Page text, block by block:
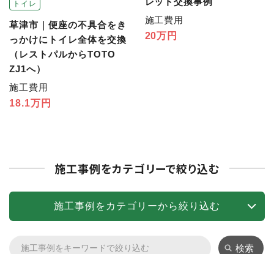
トイレ
草津市｜便座の不具合をき
っかけにトイレ全体を交換
（レストパルからTOTO
ZJ1へ）
施工費用
18.1万円
施工費用
20万円
施工事例をカテゴリーで絞り込む
施工事例をカテゴリーから絞り込む
検索